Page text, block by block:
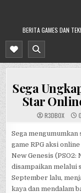
BERITA GAMES DAN
Sega
Star
R3DB0X
Sega
game RPG aksi
New Genesis (PSO2:
disampaikan melalui
September lalu,
kaya dan mendalam